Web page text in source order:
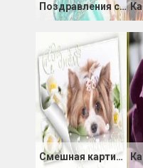
Поздравления с днем Рождения от подруги картинка
Смешная картинка с Днем Рождения